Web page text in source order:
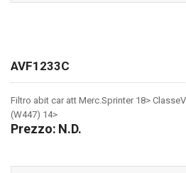
AVF1233C
Filtro abit car att Merc.Sprinter 18> ClasseV
(W447) 14>
Prezzo: N.D.